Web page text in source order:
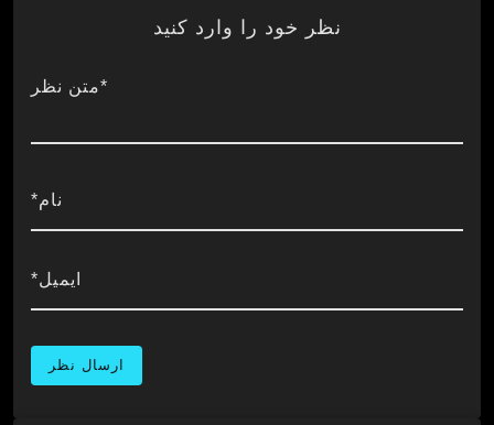
نظر خود را وارد کنید
*متن نظر
نام*
ایمیل*